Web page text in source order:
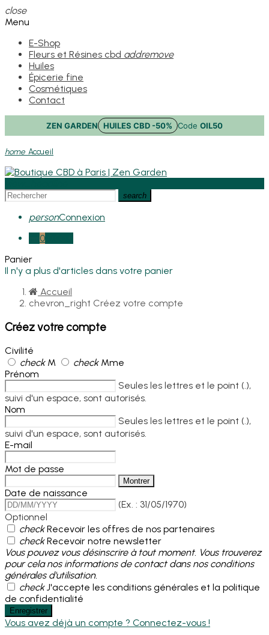
close
Menu
E-Shop
Fleurs et Résines cbd addremove
Huiles
Épicerie fine
Cosmétiques
Contact
ZEN GARDEN HUILES CBD -50% Code OIL50
home Accueil
search
personConnexion
0
Panier
Il n'y a plus d'articles dans votre panier
Accueil
chevron_right Créez votre compte
Créez votre compte
Civilité
check M check Mme
Prénom
Seules les lettres et le point (.),
suivi d'un espace, sont autorisés.
Nom
Seules les lettres et le point (.),
suivi d'un espace, sont autorisés.
E-mail
Mot de passe
Montrer
Date de naissance
(Ex. : 31/05/1970)
Optionnel
check Recevoir les offres de nos partenaires
check Recevoir notre newsletter
Vous pouvez vous désinscrire à tout moment. Vous trouverez
pour cela nos informations de contact dans nos conditions
générales d'utilisation.
check J'accepte les conditions générales et la politique
de confidentialité
Enregistrer
Vous avez déjà un compte ? Connectez-vous !